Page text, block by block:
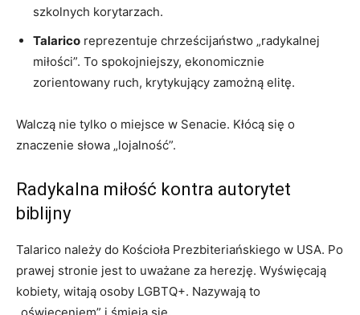
szkolnych korytarzach.
Talarico reprezentuje chrześcijaństwo „radykalnej
miłości”. To spokojniejszy, ekonomicznie
zorientowany ruch, krytykujący zamożną elitę.
Walczą nie tylko o miejsce w Senacie. Kłócą się o
znaczenie słowa „lojalność”.
Radykalna miłość kontra autorytet
biblijny
Talarico należy do Kościoła Prezbiteriańskiego w USA. Po
prawej stronie jest to uważane za herezję. Wyświęcają
kobiety, witają osoby LGBTQ+. Nazywają to